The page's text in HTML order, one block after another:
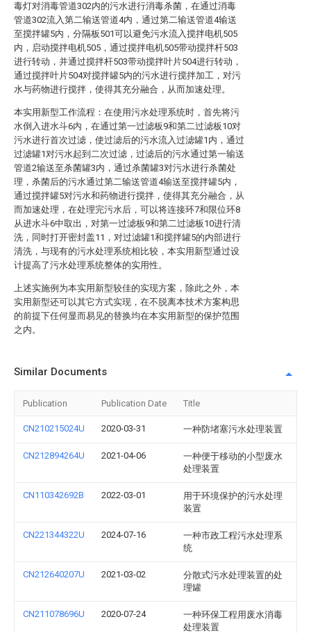
毒灯对消毒管道302内的污水进行消毒杀菌，在通过消毒
管道302流入第二输送管道4内，通过第二输送管道4输送
至搅拌罐5内，分隔板501可以避免污水流入搅拌电机505
内，启动搅拌电机505，通过搅拌电机505带动搅拌杆503
进行转动，并通过搅拌杆503带动搅拌叶片504进行转动，
通过搅拌叶片504对搅拌罐5内的污水进行搅拌加工，对污
水与药物进行搅拌，使得其充分融合，从而加速处理。
本实用新型工作流程：在使用污水处理系统时，首先将污
水倒入进水斗6内，在通过第一过滤板9和第二过滤板10对
污水进行首次过滤，使过滤后的污水流入过滤罐1内，通过
过滤罐1对污水起到二次过滤，过滤后的污水通过第一输送
管道2输送至杀菌罐3内，通过杀菌罐3对污水进行杀菌处
理，杀菌后的污水通过第二输送管道4输送至搅拌罐5内，
通过搅拌罐5对污水和药物进行搅拌，使得其充分融合，从
而加速处理，在处理完污水后，可以将连接环7和限位环8
从进水斗6中取出，对第一过滤板9和第二过滤板10进行清
洗，同时打开密封盖11，对过滤罐1和搅拌罐5的内部进行
清洗，与现有的污水处理系统相比较，本实用新型通过设
计提高了污水处理系统整体的实用性。
上述实施例为本实用新型较佳的实现方案，除此之外，本
实用新型还可以其它方式实现，在不脱离本技术方案构思
的前提下任何显而易见的替换均在本实用新型的保护范围
之内。
Similar Documents
Publication Publication Date Title
CN210215024U 2020-03-31 一种防堵塞污水处理装置
CN212894264U 2021-04-06
一种便于移动的小型废水
处理装置
CN110342692B 2022-03-01
用于环境保护的污水处理
装置
CN221344322U 2024-07-16
一种市政工程污水处理系
统
CN212640207U 2021-03-02
分散式污水处理装置的处
理罐
CN211078696U 2020-07-24
一种环保工程用废水消毒
处理装置